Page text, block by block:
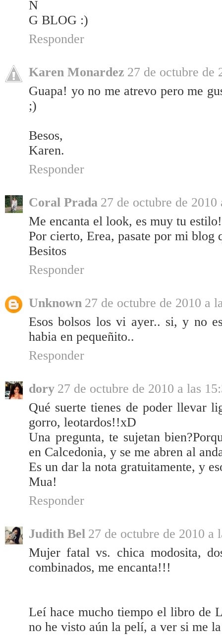
N
G BLOG :)
Responder
Karen Monardez 27 de octubre de
Guapa! yo no me atrevo pero me
;)
Besos,
Karen.
Responder
Coral Prada 27 de octubre de 2010
Me encanta el look, es muy tu
Por cierto, Erea, pasate por mi
Besitos
Responder
Unknown 27 de octubre de 2010 a
Esos bolsos los vi ayer.. si, y no
habia en pequeñito..
Responder
dory 27 de octubre de 2010 a las
Qué suerte tienes de poder llevar
gorro, leotardos!!xD
Una pregunta, te sujetan
en Calcedonia, y se me abren al
Es un dar la nota gratuitamente, y
Mua!
Responder
Judith Bel 27 de octubre de 2010 a
Mujer fatal vs. chica modosita,
combinados, me encanta!!!
Leí hace mucho tiempo el libro de
no he visto aún la pelí, a ver si me